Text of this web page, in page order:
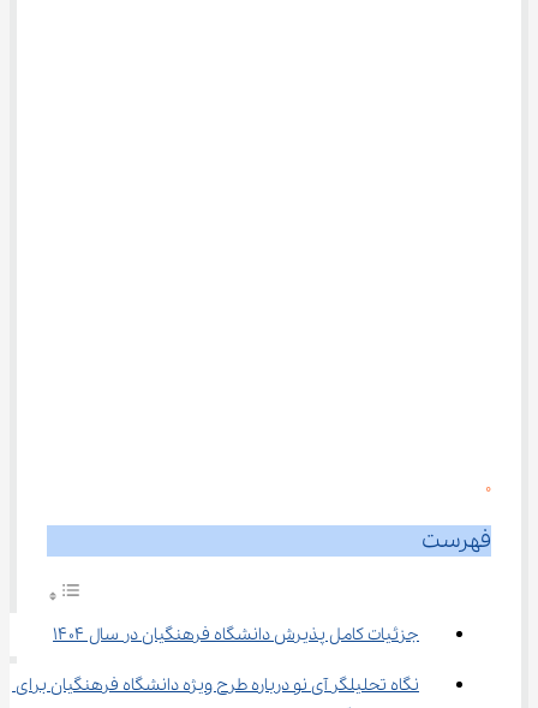
0
فهرست
جزئیات کامل پذیرش دانشگاه فرهنگیان در سال ۱۴۰۴
نگاه تحلیلگر آی نو درباره طرح ویژه دانشگاه فرهنگیان برای